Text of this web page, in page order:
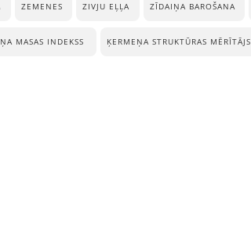
ZEMENES ZIVJU EĻĻA ZĪDAIŅA BAROŠANA
MASAS INDEKSS ĶERMEŅA STRUKTŪRAS MĒRĪTĀJS